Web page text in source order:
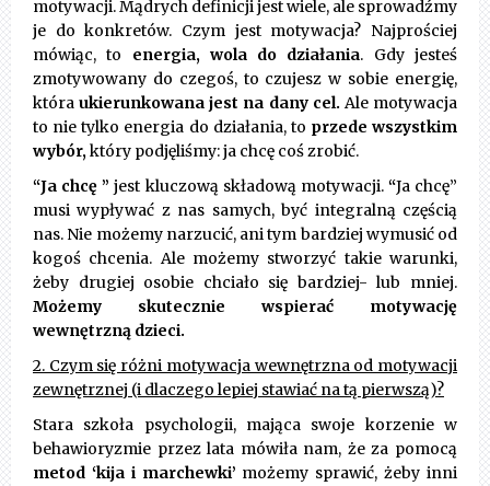
motywacji. Mądrych definicji jest wiele, ale sprowadźmy
je do konkretów. Czym jest motywacja? Najprościej
mówiąc, to energia, wola do działania. Gdy jesteś
zmotywowany do czegoś, to czujesz w sobie energię,
któraukierunkowana jest na dany cel. Ale motywacja
to nie tylko energia do działania, to przede wszystkim
wybór,który podjęliśmy: ja chcę coś zrobić.
“Ja chcę ”jest kluczową składową motywacji.“Ja chcę”
musi wypływać z nas samych, być integralną częścią
nas. Nie możemy narzucić, ani tym bardziej wymusić od
kogoś chcenia. Ale możemy stworzyć takie warunki,
żeby drugiej osobie chciało się bardziej- lub mniej.
Możemy skutecznie wspierać motywację
wewnętrzną dzieci.
2. Czym się różni motywacja wewnętrzna od motywacji
zewnętrznej (i dlaczego lepiej stawiać na tą pierwszą)?
Stara szkoła psychologii, mająca swoje korzenie w
behawioryzmie przez lata mówiła nam, że za pomocą
metod ‘kija i marchewki’ możemy sprawić, żeby inni